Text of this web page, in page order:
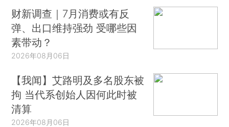
财新调查｜7月消费或有反
弹、出口维持强劲 受哪些因
素带动？
2026年08月06日
【我闻】艾路明及多名股东被
拘 当代系创始人因何此时被
清算
2026年08月06日